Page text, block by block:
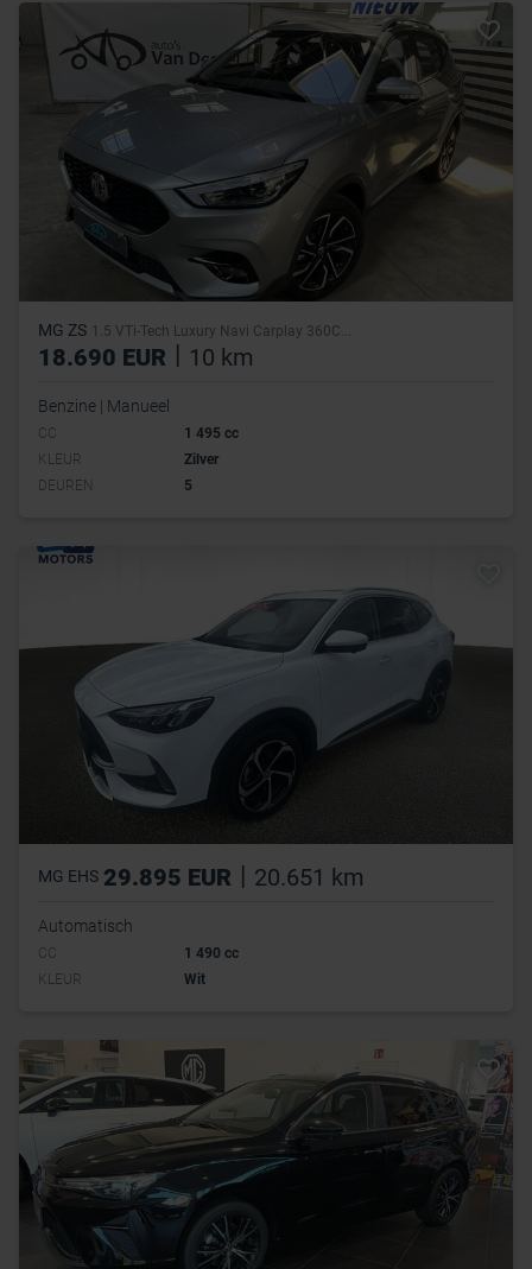
MG ZS 1.5 VTi-Tech Luxury Navi Carplay 360C...
18.690 EUR 10 km
Benzine | Manueel
CC
1 495 cc
KLEUR
Zilver
DEUREN
5
MG EHS 29.895 EUR | 20.651 km
Automatisch
CC
1 490 cc
KLEUR
Wit